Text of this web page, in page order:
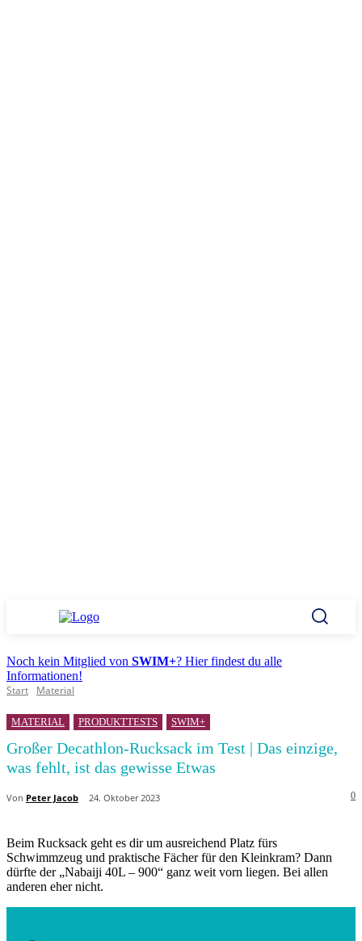
Noch kein Mitglied von SWIM+? Hier findest du alle
Informationen!
Start
Material
MATERIAL PRODUKTTESTS SWIM+
Großer Decathlon-Rucksack im Test | Das einzige,
was fehlt, ist das gewisse Etwas
Von Peter Jacob 24. Oktober 2023 0
Beim Rucksack geht es dir um ausreichend Platz fürs
Schwimmzeug und praktische Fächer für den Kleinkram? Dann
dürfte der „Nabaiji 40L – 900“ ganz weit vorn liegen. Bei allen
anderen eher nicht.